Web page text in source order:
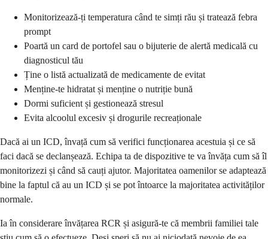
Monitorizează-ți temperatura când te simți rău și tratează febra
prompt
Poartă un card de portofel sau o bijuterie de alertă medicală cu
diagnosticul tău
Ține o listă actualizată de medicamente de evitat
Menține-te hidratat și menține o nutriție bună
Dormi suficient și gestionează stresul
Evita alcoolul excesiv și drogurile recreaționale
Dacă ai un ICD, învață cum să verifici funcționarea acestuia și ce să
faci dacă se declanșează. Echipa ta de dispozitive te va învăța cum să îl
monitorizezi și când să cauți ajutor. Majoritatea oamenilor se adaptează
bine la faptul că au un ICD și se pot întoarce la majoritatea activităților
normale.
Ia în considerare învățarea RCR și asigură-te că membrii familiei tale